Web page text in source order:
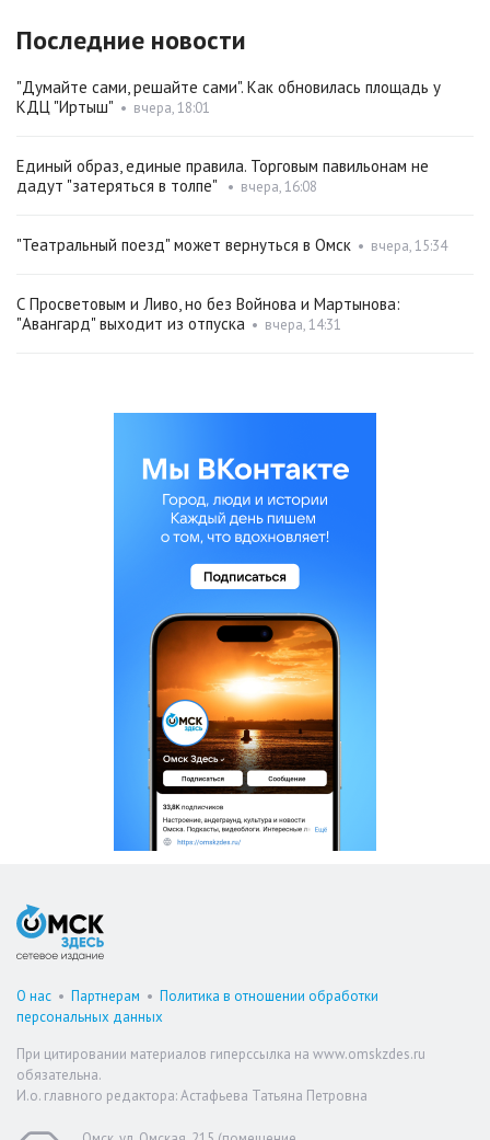
Последние новости
"Думайте сами, решайте сами". Как обновилась площадь у
КДЦ "Иртыш" • вчера, 18:01
Единый образ, единые правила. Торговым павильонам не
дадут "затеряться в толпе"
• вчера, 16:08
"Театральный поезд" может вернуться в Омск • вчера, 15:34
С Просветовым и Ливо, но без Войнова и Мартынова:
"Авангард" выходит из отпуска • вчера, 14:31
О нас • Партнерам • Политика в отношении обработки
персональных данных
При цитировании материалов гиперссылка на www.omskzdes.ru
обязательна.
И.о. главного редактора: Астафьева Татьяна Петровна